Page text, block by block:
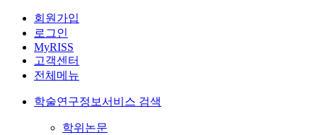
회원가입
로그인
MyRISS
고객센터
전체메뉴
학술연구정보서비스 검색
학위논문